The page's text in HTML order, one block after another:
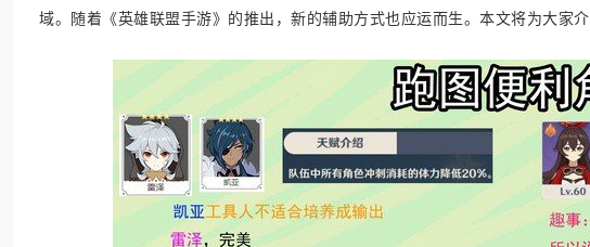
域。随着《英雄联盟手游》的推出，新的辅助方式也应运而生。本文将为大家